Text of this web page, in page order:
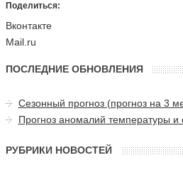
Поделиться:
Вконтакте
Mail.ru
ПОСЛЕДНИЕ ОБНОВЛЕНИЯ
Сезонный прогноз (прогноз на 3
Прогноз аномалий температуры и
РУБРИКИ НОВОСТЕЙ